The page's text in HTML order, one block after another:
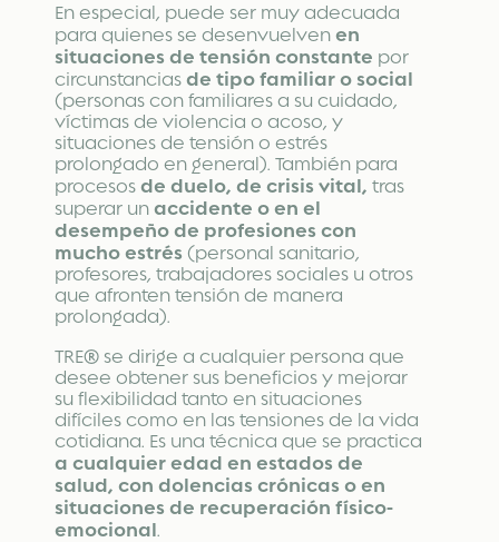
En especial, puede ser muy adecuada
para quienes se desenvuelvenen
situaciones de tensión constante por
circunstanciasde tipo familiar o social
(personas con familiares a su cuidado,
víctimas de violencia o acoso, y
situaciones de tensión o estrés
prolongado en general). También para
procesos de duelo, de crisis vital,tras
superar un accidente o en el
desempeño de profesiones con
mucho estrés (personal sanitario,
profesores, trabajadores sociales u otros
que afronten tensión de manera
prolongada).
TRE® se dirige a cualquier persona que
desee obtener sus beneficios y mejorar
su flexibilidad tanto en situaciones
difíciles como en las tensiones de la vida
cotidiana. Es una técnica que se practica
a cualquier edad en estados de
salud, con dolencias crónicas o en
situaciones de recuperación físico-
emocional.